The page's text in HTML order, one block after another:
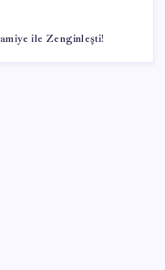
ile Zenginleşti!